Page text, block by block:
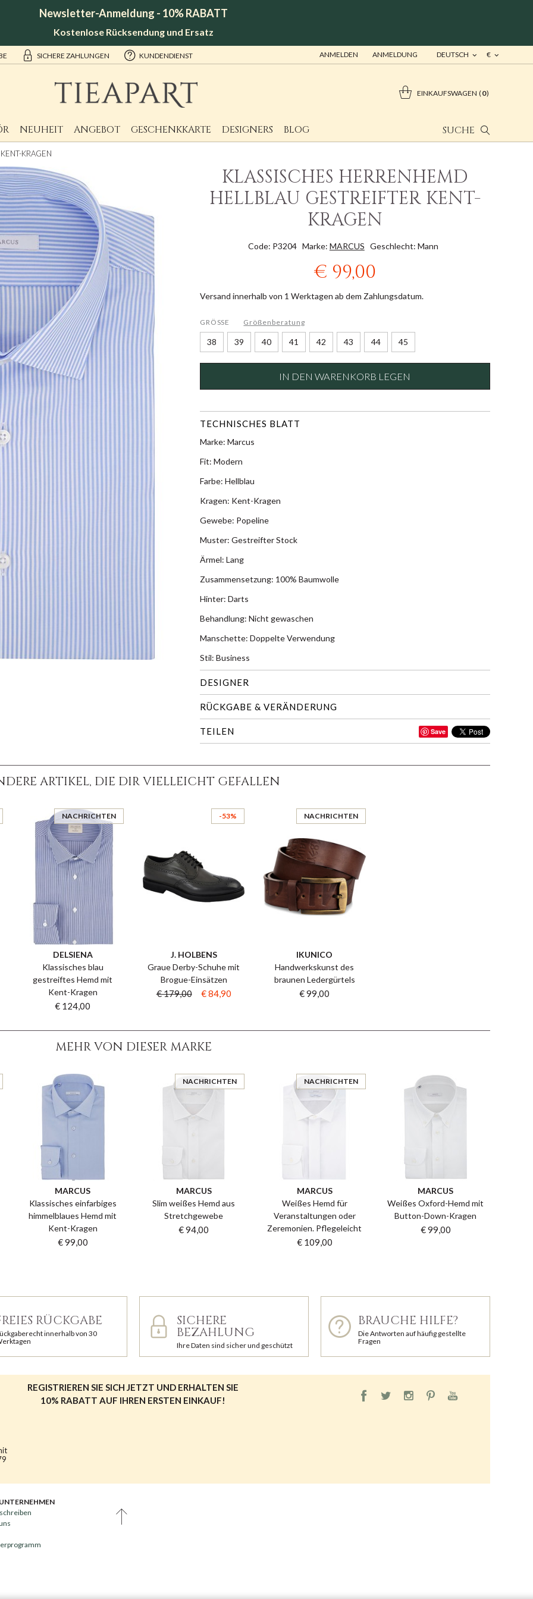
Newsletter-Anmeldung - 10% RABATT
Kostenlose Rücksendung und Ersatz
SICHERE ZAHLUNGEN KUNDENDIENST €
DEUTSCH
ANMELDEN ANMELDUNG
SUCHE
EINKAUFSWAGEN 0
NEUHEIT ANGEBOT GESCHENKKARTE DESIGNERS BLOG
KRAGEN
KLASSISCHES HERRENHEMD
HELLBLAU GESTREIFTER KENT-
KRAGEN
Code: P3204 Marke: MARCUS Geschlecht: Mann
€ 99,00
Versand innerhalb von 1 Werktagen ab dem Zahlungsdatum.
GRÖSSE Größenberatung
38 39 40 41 42 43 44 45
IN DEN WARENKORB LEGEN
TECHNISCHES BLATT
Marke: Marcus
Fit: Modern
Farbe: Hellblau
Kragen: Kent-Kragen
Gewebe: Popeline
Muster: Gestreifter Stock
Ärmel: Lang
Zusammensetzung: 100% Baumwolle
Hinter: Darts
Behandlung: Nicht gewaschen
Manschette: Doppelte Verwendung
Stil: Business
DESIGNER
RÜCKGABE & VERÄNDERUNG
TEILEN Save
ARTIKEL, DIE DIR VIELLEICHT GEFALLEN
NACHRICHTEN
DELSIENA
Klassisches blau
gestreiftes Hemd mit
Kent-Kragen
€ 124,00
-53%
J. HOLBENS
Graue Derby-Schuhe mit
Brogue-Einsätzen
€ 179,00 € 84,90
NACHRICHTEN
IKUNICO
Handwerkskunst des
braunen Ledergürtels
€ 99,00
MEHR VON DIESER MARKE
MARCUS
Klassisches einfarbiges
himmelblaues Hemd mit
Kent-Kragen
€ 99,00
NACHRICHTEN
MARCUS
Slim weißes Hemd aus
Stretchgewebe
€ 94,00
NACHRICHTEN
MARCUS
Weißes Hemd für
Veranstaltungen oder
Zeremonien. Pflegeleicht
€ 109,00
MARCUS
Weißes Oxford-Hemd mit
Button-Down-Kragen
€ 99,00
RÜCKGABE
innerhalb von 30
SICHERE
BEZAHLUNG
Ihre Daten sind sicher und geschützt
BRAUCHE HILFE?
Die Antworten auf häufig gestellte
Fragen
REGISTRIEREN SIE SICH JETZT UND ERHALTEN SIE
10% RABATT AUF IHREN ERSTEN EINKAUF!